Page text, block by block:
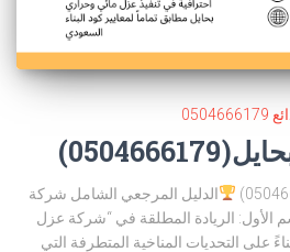
الدليل المرجعي الشامل شركة
الأول: الريادة المطلقة في “شركة عزل
على التحديات المناخية المتطرفة التي